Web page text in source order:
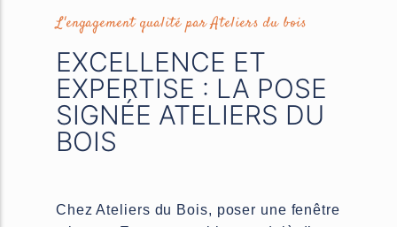
L'engagement qualité par Ateliers du bois
EXCELLENCE ET
EXPERTISE : LA POSE
SIGNÉE ATELIERS DU
BOIS
Chez Ateliers du Bois, poser une fenêtre